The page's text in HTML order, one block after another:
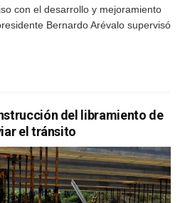
con el desarrollo y mejoramiento
Bernardo Arévalo supervisó
del libramiento de
el tránsito